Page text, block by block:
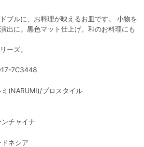
7C3448
ミ(NARUMI)/プロスタイル
ンチャイナ
ドネシア
ブルに、お料理が映えるお皿です。 小物を
出に。黒色マット仕上げ。和のお料理にも
ーズ。